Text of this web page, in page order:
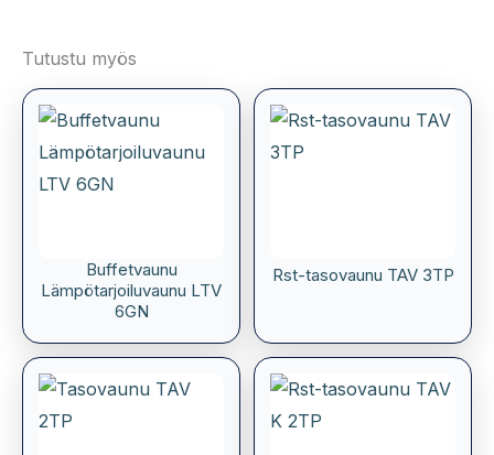
Tutustu myös
Buffetvaunu
Lämpötarjoiluvaunu LTV
6GN
Rst-tasovaunu TAV 3TP